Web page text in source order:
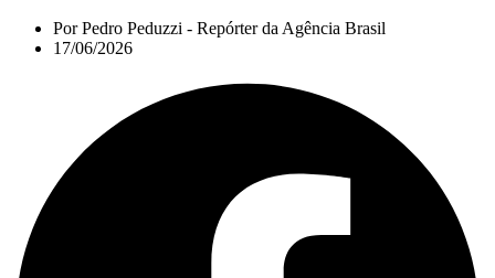
PorPedro Peduzzi - Repórter da Agência Brasil
17/06/2026